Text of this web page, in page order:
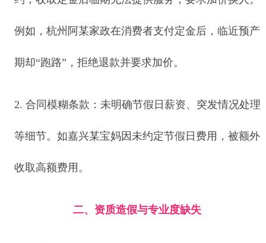
例如，杭州阿某家政在消费者支付定金后，临近预产
期却“跑路”，拒绝退款并要求加价。
2. 合同模糊条款：未明确节假日薪资、突发情况处理
等细节。如嘉兴某宝妈因未约定节假日费用，被额外
收取高额费用。
二、资质造假与专业度缺失